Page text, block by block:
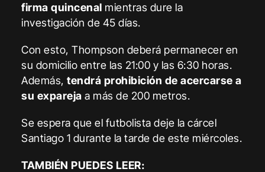
firma quincenal mientras dure la
investigación de 45 días.
Con esto, Thompson deberá permanecer en
su domicilio entre las 21:00 y las 6:30 horas.
Además,tendrá prohibición de acercarse a
su expareja a más de 200 metros.
Se espera que el futbolista deje la cárcel
Santiago 1 durante la tarde de este miércoles.
TAMBIÉN PUEDES LEER: